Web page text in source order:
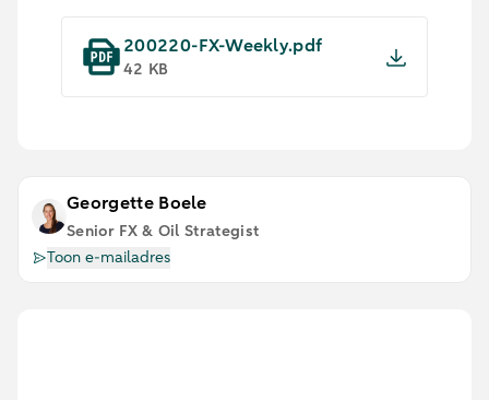
200220-FX-Weekly.pdf
42 KB
Georgette Boele
Senior FX & Oil Strategist
Toon e-mailadres